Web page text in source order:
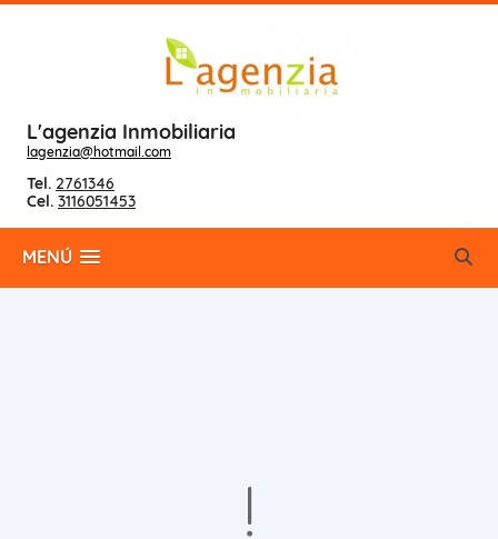
L'agenzia Inmobiliaria
lagenzia@hotmail.com
Tel. 2761346
Cel. 3116051453
MENÚ